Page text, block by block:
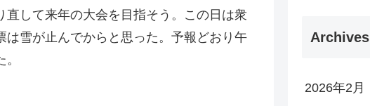
して来年の大会を目指そう。この日は衆
雪が止んでからと思った。予報どおり午
Archives
2026年2月